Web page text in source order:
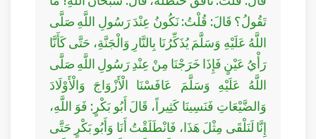
تَقُولُ؟ قَالَ: قُلْتُ: نَكُونُ عِنْدَ رَسُولِ اللَّهِ صَلَّى
اللَّهُ عَلَيْهِ وَسَلَّمَ يُذَكِّرُنَا بِالنَّارِ وَالْجَنَّةِ، حَتَّى كَأَنَّا
رَأْيُ عَيْنٍ فَإِذَا خَرَجْنَا مِنْ عِنْدِ رَسُولِ اللَّهِ صَلَّى
اللَّهُ عَلَيْهِ وَسَلَّمَ عَافَسْنَا الْأَزْوَاجَ وَالْأَوْلَادَ
وَالضَّيْعَاتِ فَنَسِينَا كَثِيراً، قَالَ أَبُو بَكْرٍ: فَوَ اللَّهِ،
إِنَّا لَنَلْقَى مِثْلَ هَذَا، فَانْطَلَقْتُ أَنَا وَأَبُو بَكْرٍ حَتَّى